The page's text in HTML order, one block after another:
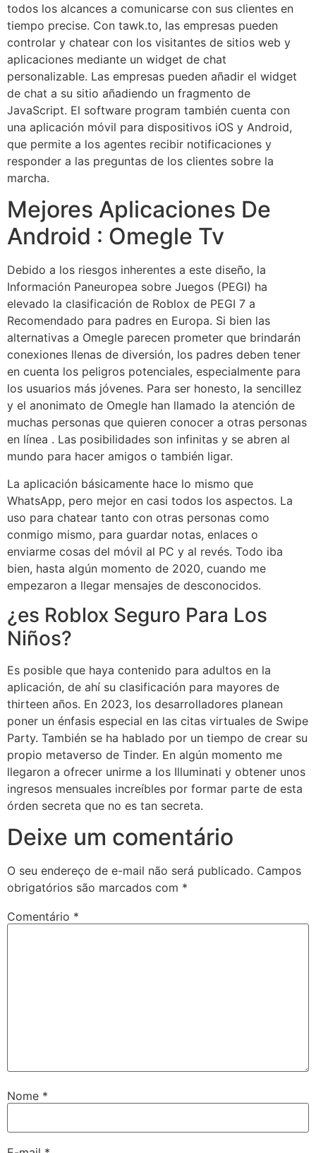
todos los alcances a comunicarse con sus clientes en
tiempo precise. Con tawk.to, las empresas pueden
controlar y chatear con los visitantes de sitios web y
aplicaciones mediante un widget de chat
personalizable. Las empresas pueden añadir el widget
de chat a su sitio añadiendo un fragmento de
JavaScript. El software program también cuenta con
una aplicación móvil para dispositivos iOS y Android,
que permite a los agentes recibir notificaciones y
responder a las preguntas de los clientes sobre la
marcha.
Mejores Aplicaciones De
Android : Omegle Tv
Debido a los riesgos inherentes a este diseño, la
Información Paneuropea sobre Juegos (PEGI) ha
elevado la clasificación de Roblox de PEGI 7 a
Recomendado para padres en Europa. Si bien las
alternativas a Omegle parecen prometer que brindarán
conexiones llenas de diversión, los padres deben tener
en cuenta los peligros potenciales, especialmente para
los usuarios más jóvenes. Para ser honesto, la sencillez
y el anonimato de Omegle han llamado la atención de
muchas personas que quieren conocer a otras personas
en línea . Las posibilidades son infinitas y se abren al
mundo para hacer amigos o también ligar.
La aplicación básicamente hace lo mismo que
WhatsApp, pero mejor en casi todos los aspectos. La
uso para chatear tanto con otras personas como
conmigo mismo, para guardar notas, enlaces o
enviarme cosas del móvil al PC y al revés. Todo iba
bien, hasta algún momento de 2020, cuando me
empezaron a llegar mensajes de desconocidos.
¿es Roblox Seguro Para Los
Niños?
Es posible que haya contenido para adultos en la
aplicación, de ahí su clasificación para mayores de
thirteen años. En 2023, los desarrolladores planean
poner un énfasis especial en las citas virtuales de Swipe
Party. También se ha hablado por un tiempo de crear su
propio metaverso de Tinder. En algún momento me
llegaron a ofrecer unirme a los Illuminati y obtener unos
ingresos mensuales increíbles por formar parte de esta
órden secreta que no es tan secreta.
Deixe um comentário
O seu endereço de e-mail não será publicado. Campos
obrigatórios são marcados com *
Comentário *
Nome *